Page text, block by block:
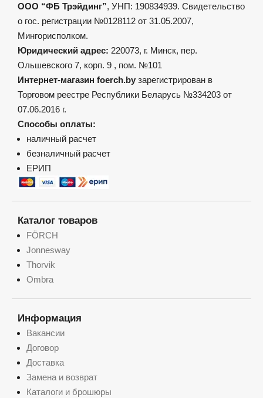
ООО “ФБ Трэйдинг”, УНП: 190834939. Свидетельство
о гос. регистрации №0128112 от 31.05.2007,
Мингорисполком.
Юридический адрес: 220073, г. Минск, пер.
Ольшевского 7, корп. 9 , пом. №101
Интернет-магазин foerch.by зарегистрирован в
Торговом реестре Республики Беларусь №334203 от
07.06.2016 г.
Способы оплаты:
наличный расчет
безналичный расчет
ЕРИП
Каталог товаров
FÖRCH
Jonnesway
Thorvik
Ombra
Информация
Вакансии
Договор
Доставка
Замена и возврат
Каталоги и брошюры